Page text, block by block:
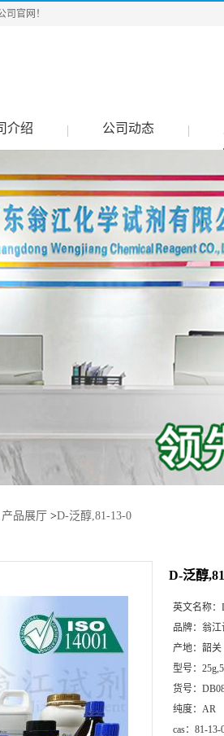
官网！
介绍 公司动态
产品展厅 >D-泛醇,81-13-0
D-泛醇
英文名称：
品牌： 翁江
产地： 韶关
型号：
货号：
纯度： AR
cas： 81-13-